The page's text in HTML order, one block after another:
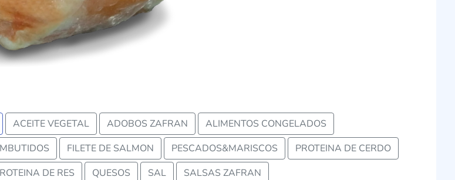
ACEITE VEGETAL ADOBOS ZAFRAN
ALIMENTOS CONGELADOS
FILETE DE SALMON PESCADOS&MARISCOS
PROTEINA DE CERDO
DE RES QUESOS SAL SALSAS ZAFRAN